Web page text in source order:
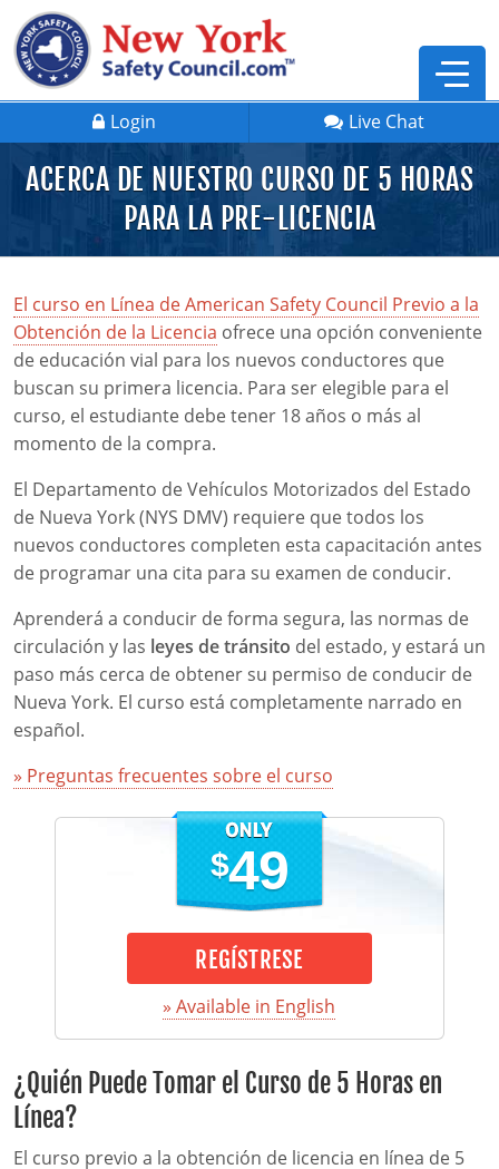
Pre-Licensing
Login Live Chat
ACERCA DE NUESTRO CURSO DE 5 HORAS
PARA LA PRE-LICENCIA
El curso en Línea de American Safety Council Previo a la
Obtención de la Licencia ofrece una opción conveniente
de educación vial para los nuevos conductores que
buscan su primera licencia. Para ser elegible para el
curso, el estudiante debe tener 18 años o más al
momento de la compra.
El Departamento de Vehículos Motorizados del Estado
de Nueva York (NYS DMV) requiere que todos los
nuevos conductores completen esta capacitación antes
de programar una cita para su examen de conducir.
Aprenderá a conducir de forma segura, las normas de
circulación y las leyes de tránsito del estado, y estará un
paso más cerca de obtener su permiso de conducir de
Nueva York. El curso está completamente narrado en
español.
» Preguntas frecuentes sobre el curso
$49
REGÍSTRESE
» Available in English
¿Quién Puede Tomar el Curso de 5 Horas en
Línea?
El curso previo a la obtención de licencia en línea de 5